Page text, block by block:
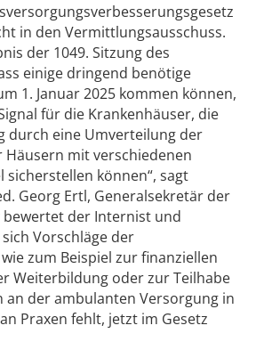
in den Vermittlungsausschuss.
der 1049. Sitzung des
einige dringend benötige
1. Januar 2025 kommen können,
für die Krankenhäuser, die
durch eine Umverteilung der
Häusern mit verschiedenen
sicherstellen können“, sagt
Georg Ertl, Generalsekretär der
bewertet der Internist und
Vorschläge der
zum Beispiel zur finanziellen
Weiterbildung oder zur Teilhabe
an der ambulanten Versorgung in
Praxen fehlt, jetzt im Gesetz